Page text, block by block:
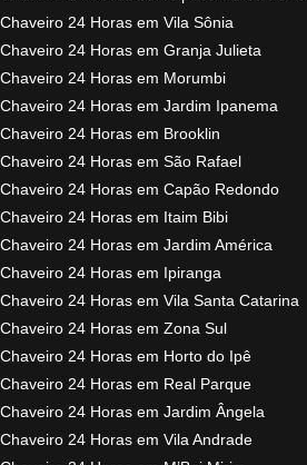
Chaveiro 24 Horas em Vila Sônia
Chaveiro 24 Horas em Granja Julieta
Chaveiro 24 Horas em Morumbi
Chaveiro 24 Horas em Jardim Ipanema
Chaveiro 24 Horas em Brooklin
Chaveiro 24 Horas em São Rafael
Chaveiro 24 Horas em Capão Redondo
Chaveiro 24 Horas em Itaim Bibi
Chaveiro 24 Horas em Jardim América
Chaveiro 24 Horas em Ipiranga
Chaveiro 24 Horas em Vila Santa Catarina
Chaveiro 24 Horas em Zona Sul
Chaveiro 24 Horas em Horto do Ipê
Chaveiro 24 Horas em Real Parque
Chaveiro 24 Horas em Jardim Ângela
Chaveiro 24 Horas em Vila Andrade